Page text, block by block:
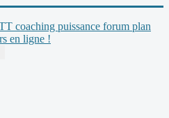
coaching puissance forum plan
en ligne !